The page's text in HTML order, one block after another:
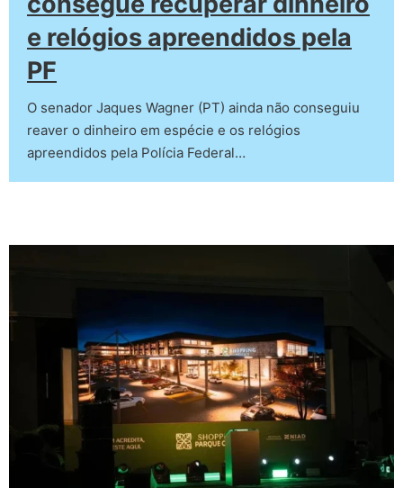
e relógios apreendidos pela
PF
O senador Jaques Wagner (PT) ainda não conseguiu
reaver o dinheiro em espécie e os relógios
apreendidos pela Polícia Federal…